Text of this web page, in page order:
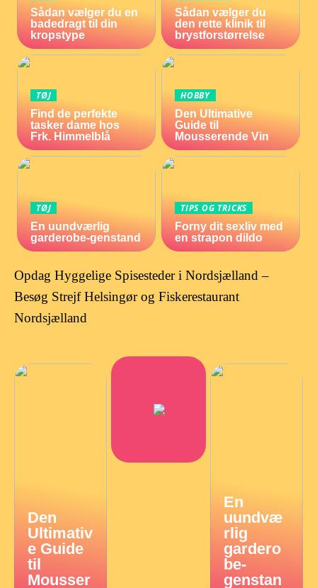
Sådan vælger du en
badedragt til din
kropstype
Sådan vælger du
den rette klinik til
brystforstørrelse
TØJ
Find de perfekte
tasker dame hos
Frk. Himmelblå
HOBBY
Den Ultimative
Guide til
Mousserende Vin
TØJ
En uundværlig
garderobe-genstand
TIPS OG TRICKS
Forny dit sexliv med
en strapon dildo
Opdag Hyggelige Spisesteder i Nordsjælland –
Besøg Strejf Helsingør og Fiskerestaurant
Nordsjælland
Den
Ultimativ
e Guide
til
Mousser
En
uundvæ
rlig
gardero
be-
genstan